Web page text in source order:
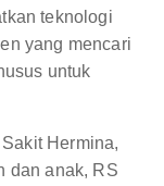
teknologi
yang mencari
untuk
Hermina,
dan anak, RS